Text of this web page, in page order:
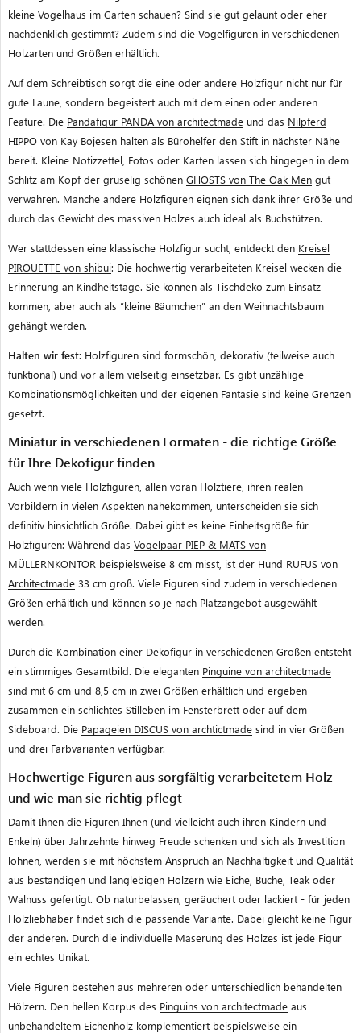
kleine Vogelhaus im Garten schauen? Sind sie gut gelaunt oder eher
nachdenklich gestimmt? Zudem sind die Vogelfiguren in verschiedenen
Holzarten und Größen erhältlich.
Auf dem Schreibtisch sorgt die eine oder andere Holzfigur nicht nur für
gute Laune, sondern begeistert auch mit dem einen oder anderen
Feature. Die Pandafigur PANDA von architectmade und das Nilpferd
HIPPO von Kay Bojesen halten als Bürohelfer den Stift in nächster Nähe
bereit. Kleine Notizzettel, Fotos oder Karten lassen sich hingegen in dem
Schlitz am Kopf der gruselig schönen GHOSTS von The Oak Men gut
verwahren. Manche andere Holzfiguren eignen sich dank ihrer Größe und
durch das Gewicht des massiven Holzes auch ideal als Buchstützen.
Wer stattdessen eine klassische Holzfigur sucht, entdeckt den Kreisel
PIROUETTE von shibui: Die hochwertig verarbeiteten Kreisel wecken die
Erinnerung an Kindheitstage. Sie können als Tischdeko zum Einsatz
kommen, aber auch als “kleine Bäumchen” an den Weihnachtsbaum
gehängt werden.
Halten wir fest: Holzfiguren sind formschön, dekorativ (teilweise auch
funktional) und vor allem vielseitig einsetzbar. Es gibt unzählige
Kombinationsmöglichkeiten und der eigenen Fantasie sind keine Grenzen
gesetzt.
Miniatur in verschiedenen Formaten - die richtige Größe
für Ihre Dekofigur finden
Auch wenn viele Holzfiguren, allen voran Holztiere, ihren realen
Vorbildern in vielen Aspekten nahekommen, unterscheiden sie sich
definitiv hinsichtlich Größe. Dabei gibt es keine Einheitsgröße für
Holzfiguren: Während das Vogelpaar PIEP & MATS von
MÜLLERNKONTOR beispielsweise 8 cm misst, ist der Hund RUFUS von
Architectmade 33 cm groß. Viele Figuren sind zudem in verschiedenen
Größen erhältlich und können so je nach Platzangebot ausgewählt
werden.
Durch die Kombination einer Dekofigur in verschiedenen Größen entsteht
ein stimmiges Gesamtbild. Die eleganten Pinguine von architectmade
sind mit 6 cm und 8,5 cm in zwei Größen erhältlich und ergeben
zusammen ein schlichtes Stilleben im Fensterbrett oder auf dem
Sideboard. Die Papageien DISCUS von archtictmade sind in vier Größen
und drei Farbvarianten verfügbar.
Hochwertige Figuren aus sorgfältig verarbeitetem Holz
und wie man sie richtig pflegt
Damit Ihnen die Figuren Ihnen (und vielleicht auch ihren Kindern und
Enkeln) über Jahrzehnte hinweg Freude schenken und sich als Investition
lohnen, werden sie mit höchstem Anspruch an Nachhaltigkeit und Qualität
aus beständigen und langlebigen Hölzern wie Eiche, Buche, Teak oder
Walnuss gefertigt. Ob naturbelassen, geräuchert oder lackiert - für jeden
Holzliebhaber findet sich die passende Variante. Dabei gleicht keine Figur
der anderen. Durch die individuelle Maserung des Holzes ist jede Figur
ein echtes Unikat.
Viele Figuren bestehen aus mehreren oder unterschiedlich behandelten
Hölzern. Den hellen Korpus des Pinguins von architectmade aus
unbehandeltem Eichenholz komplementiert beispielsweise ein